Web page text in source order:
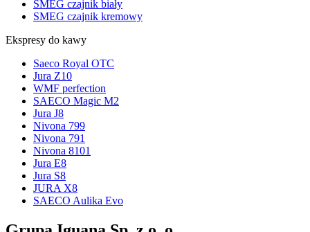
SMEG czajnik biały
SMEG czajnik kremowy
Ekspresy do kawy
Saeco Royal OTC
Jura Z10
WMF perfection
SAECO Magic M2
Jura J8
Nivona 799
Nivona 791
Nivona 8101
Jura E8
Jura S8
JURA X8
SAECO Aulika Evo